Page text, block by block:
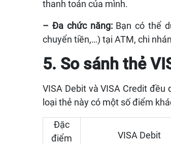
thanh toán của mình.
– Đa chức năng: Bạn có thể
chuyển tiền,…) tại ATM, chi
5. So sánh thẻ
VISA Debit và VISA Credit
loại thẻ này có một số điểm
Đặc
điểm
VISA Debit